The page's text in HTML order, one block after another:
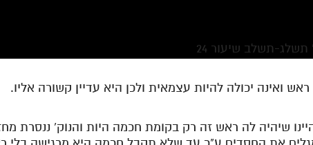
תשלב שיעור 24
שיהיה לה ראש זה רק בקומת חכמה היות והנוק' ננסרת